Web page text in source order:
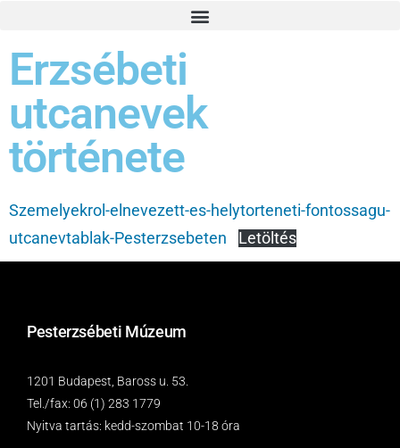
Erzsébeti
utcanevek
története
Szemelyekrol-elnevezett-es-helytorteneti-fontossagu-
utcanevtablak-Pesterzsebeten
Letöltés
Pesterzsébeti Múzeum
1201 Budapest, Baross u. 53.
Tel./fax: 06 (1) 283 1779
Nyitva tartás: kedd-szombat 10-18 óra